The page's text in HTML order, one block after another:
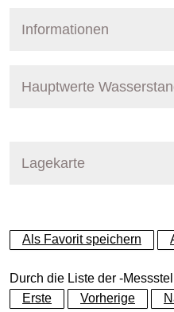
Informationen
Messstellennummer
Gewässer
Flusskilometer
Hauptwerte
Lagekarte
+
−
Als Favorit speichern
Durch die Liste der -
Erste
Vorherige